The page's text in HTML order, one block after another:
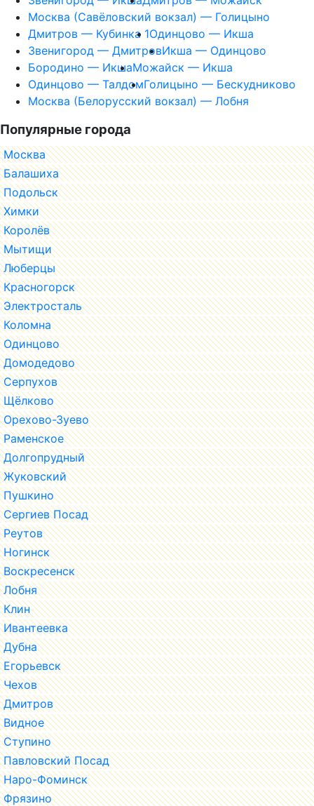
Москва (Савёловский вокзал) — Голицыно
Дмитров — Кубинка 1Одинцово — Икша
Звенигород — ДмитровИкша — Одинцово
Бородино — ИкшаМожайск — Икша
Одинцово — ТалдомГолицыно — Бескудниково
Москва (Белорусский вокзал) — Лобня
Популярные города
Москва
Балашиха
Подольск
Химки
Королёв
Мытищи
Люберцы
Красногорск
Электросталь
Коломна
Одинцово
Домодедово
Серпухов
Щёлково
Орехово-Зуево
Раменское
Долгопрудный
Жуковский
Пушкино
Сергиев Посад
Реутов
Ногинск
Воскресенск
Лобня
Клин
Ивантеевка
Дубна
Егорьевск
Чехов
Дмитров
Видное
Ступино
Павловский Посад
Наро-Фоминск
Фрязино